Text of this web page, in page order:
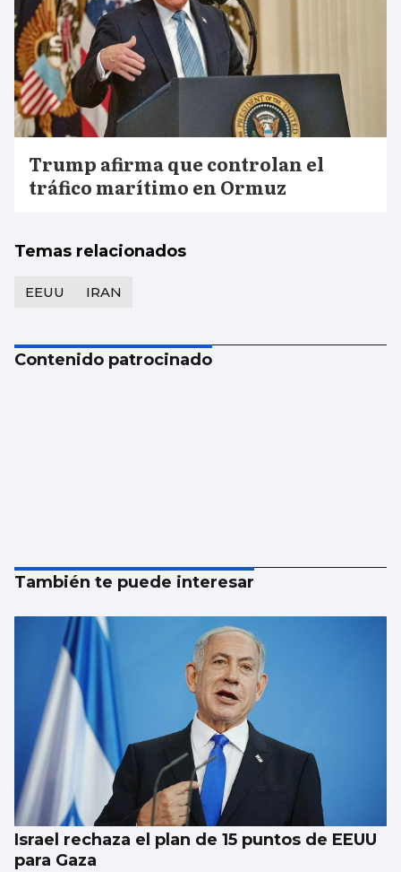
Trump afirma que controlan el
tráfico marítimo en Ormuz
Temas relacionados
EEUU IRAN
Contenido patrocinado
También te puede interesar
Israel rechaza el plan de 15 puntos de EEUU
para Gaza